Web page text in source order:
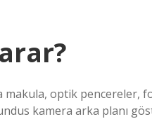
makula, optik pencereler,
kamera arka planı